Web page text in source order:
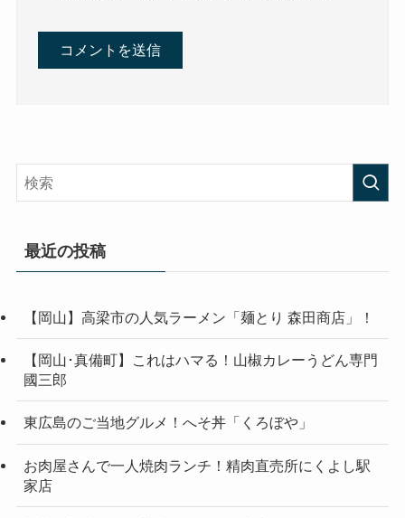
最近の投稿
【岡山】高梁市の人気ラーメン「麺とり 森田商店」！
【岡山･真備町】これはハマる！山椒カレーうどん専門
國三郎
東広島のご当地グルメ！へそ丼「くろぼや」
お肉屋さんで一人焼肉ランチ！精肉直売所にくよし駅
家店